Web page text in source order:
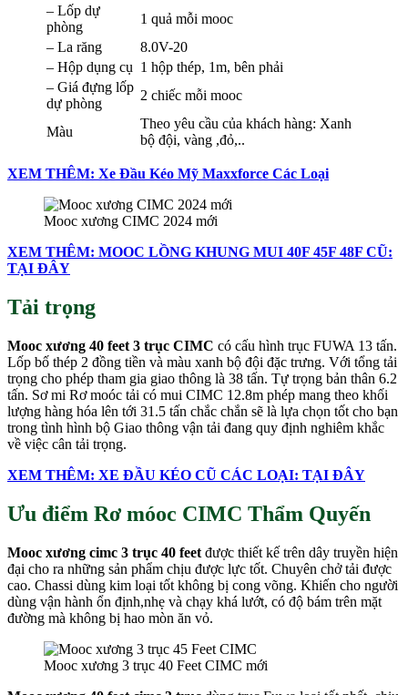
– Lốp dự
phòng
1 quả mỗi mooc
– La răng
8.0V-20
– Hộp dụng cụ 1 hộp thép, 1m, bên phải
– Giá đựng lốp
dự phòng
2 chiếc mỗi mooc
Màu
Theo yêu cầu của khách hàng: Xanh
bộ đội, vàng ,đỏ,..
XEM THÊM: Xe Đầu Kéo Mỹ Maxxforce Các Loại
Mooc xương CIMC 2024 mới
XEM THÊM: MOOC LỒNG KHUNG MUI 40F 45F 48F CŨ:
TẠI ĐÂY
Tải trọng
Mooc xương 40 feet 3 trục CIMC có cấu hình trục FUWA 13 tấn.
Lốp bố thép 2 đồng tiền và màu xanh bộ đội đặc trưng. Với tổng tải
trọng cho phép tham gia giao thông là 38 tấn. Tự trọng bản thân 6.2
tấn. Sơ mi Rơ moóc tải có mui CIMC 12.8m phép mang theo khối
lượng hàng hóa lên tới 31.5 tấn chắc chắn sẽ là lựa chọn tốt cho bạn
trong tình hình bộ Giao thông vận tải đang quy định nghiêm khắc
về việc cân tải trọng.
XEM THÊM: XE ĐẦU KÉO CŨ CÁC LOẠI: TẠI ĐÂY
Ưu điểm Rơ móoc CIMC Thẩm Quyến
Mooc xương cimc 3 trục 40 feet được thiết kế trên dây truyền hiện
đại cho ra những sản phẩm chịu được lực tốt. Chuyên chở tải được
cao. Chassi dùng kim loại tốt không bị cong võng. Khiến cho người
dùng vận hành ổn định,nhẹ và chạy khá lướt, có độ bám trên mặt
đường mà không bị hao mòn ăn vỏ.
Mooc xương 3 trục 40 Feet CIMC mới